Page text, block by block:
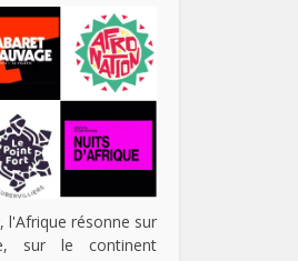
l'Afrique résonne sur
sur le continent